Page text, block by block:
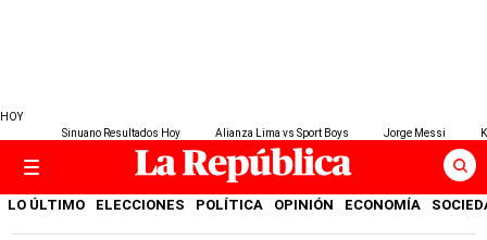
HOY
Sinuano Resultados Hoy
Alianza Lima vs Sport Boys Jorge Messi
LO ÚLTIMO ELECCIONES POLÍTICA OPINIÓN ECONOMÍA